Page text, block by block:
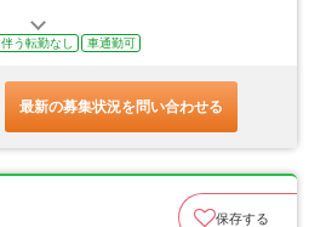
う転勤なし 車通勤可
最新の募集状況を問い合わせる
保存する